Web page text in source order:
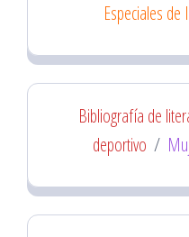
Especiales de
Bibliografía de
deportivo /